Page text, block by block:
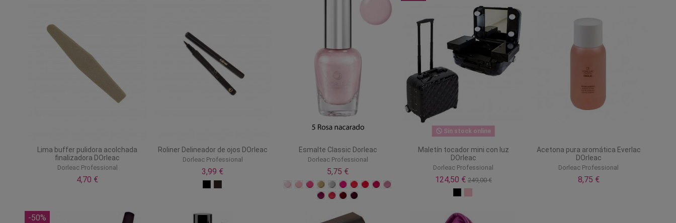
Lima buffer pulidora acolchada
finalizadora DOrleac
Dorleac Professional
4,70 €
Roliner Delineador de ojos DOrleac
Dorleac Professional
3,99 €
Esmalte Classic Dorleac
Dorleac Professional
5,75 €
Sin stock online
Maletín tocador mini con luz
DOrleac
Dorleac Professional
124,50 € 249,00 €
Acetona pura aromática Everlac
DOrleac
Dorleac Professional
8,75 €
-50%